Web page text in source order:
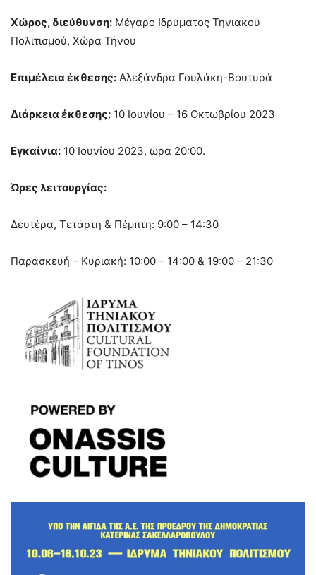
Χώρος, διεύθυνση: Μέγαρο Ιδρύματος Τηνιακού
Πολιτισμού, Χώρα Τήνου
Επιμέλεια έκθεσης: Αλεξάνδρα Γουλάκη-Βουτυρά
Διάρκεια έκθεσης: 10 Ιουνίου – 16 Οκτωβρίου 2023
Εγκαίνια: 10 Ιουνίου 2023, ώρα 20:00.
Ώρες λειτουργίας:
Δευτέρα, Τετάρτη & Πέμπτη: 9:00 – 14:30
Παρασκευή – Κυριακή: 10:00 – 14:00 & 19:00 – 21:30